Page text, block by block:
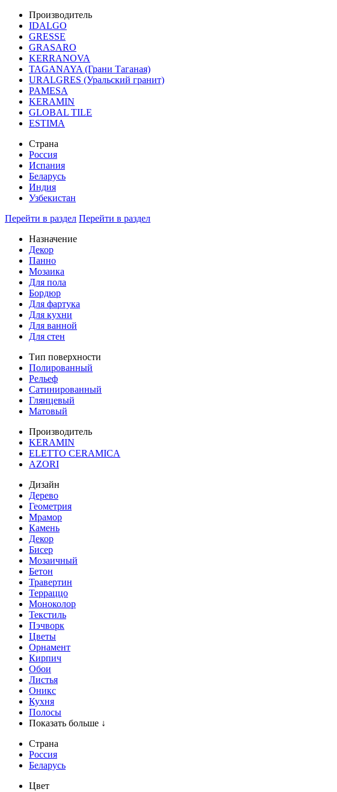
Производитель
IDALGO
GRESSE
GRASARO
KERRANOVA
TAGANAYA (Грани Таганая)
URALGRES (Уральский гранит)
PAMESA
KERAMIN
GLOBAL TILE
ESTIMA
Страна
Россия
Испания
Беларусь
Индия
Узбекистан
Перейти в раздел Перейти в раздел
Назначение
Декор
Панно
Мозаика
Для пола
Бордюр
Для фартука
Для кухни
Для ванной
Для стен
Тип поверхности
Полированный
Рельеф
Сатинированный
Глянцевый
Матовый
Производитель
KERAMIN
ELETTO CERAMICA
AZORI
Дизайн
Дерево
Геометрия
Мрамор
Камень
Декор
Бисер
Мозаичный
Бетон
Травертин
Терраццо
Моноколор
Текстиль
Пэчворк
Цветы
Орнамент
Кирпич
Обои
Листья
Оникс
Кухня
Полосы
Показать больше ↓
Страна
Россия
Беларусь
Цвет